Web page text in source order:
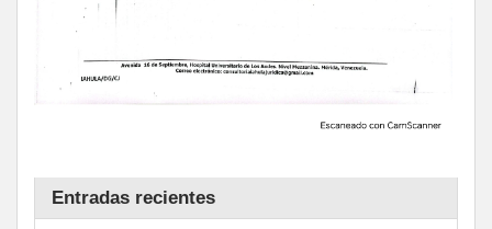
Entradas recientes